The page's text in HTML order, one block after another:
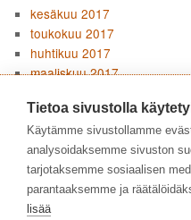
kesäkuu 2017
toukokuu 2017
huhtikuu 2017
maaliskuu 2017
tammikuu 2017
joulukuu 2016
marraskuu 2016
lokakuu 2016
syyskuu 2016
elokuu 2016
Tietoa sivustolla
Käytämme sivustollamme
analysoidaksemme sivuston
tarjotaksemme sosiaalisen
parantaaksemme ja
lisää